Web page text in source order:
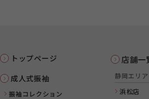
トップページ
成人式振袖
振袖コレクション
店舗一
静岡エリア
浜松店